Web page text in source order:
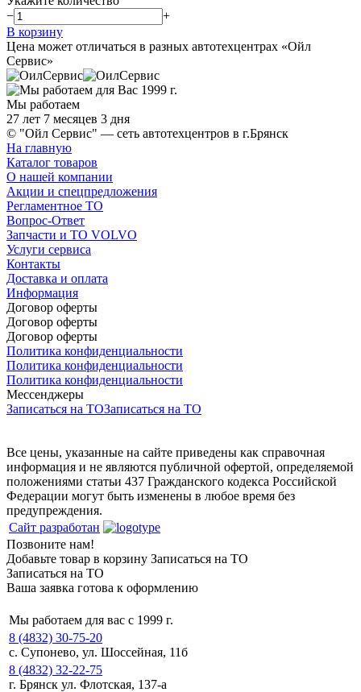
−
+
В корзину
Цена может отличаться в разных автотехцентрах «Ойл
Сервис»
Мы работаем
27 лет 7 месяцев 3 дня
© "Ойл Сервис" — сеть автотехцентров в г.Брянск
На главную
Каталог товаров
О нашей компании
Акции и спецпредложения
Регламентное ТО
Вопрос-Ответ
Запчасти и ТО VOLVO
Услуги сервиса
Контакты
Доставка и оплата
Информация
Договор оферты
Договор оферты
Договор оферты
Политика конфиденциальности
Политика конфиденциальности
Политика конфиденциальности
Мессенджеры
Записаться на ТОЗаписаться на ТО
Все цены, указанные на сайте приведены как справочная
информация и не являются публичной офертой, определяемой
положениями статьи 437 Гражданского кодекса Российской
Федерации могут быть изменены в любое время без
предупреждения.
Сайт разработан
Позвоните нам!
Добавьте товар в корзину Записаться на ТО
Записаться на ТО
Ваша заявка готова к оформлению
Мы работаем для вас с 1999 г.
8 (4832) 30-75-20
с. Супонево, ул. Шоссейная, 11б
8 (4832) 32-22-75
г. Брянск ул. Флотская, 137-а